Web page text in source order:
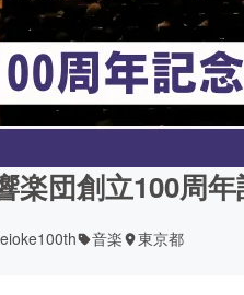
楽団創立100周
音楽 東京都